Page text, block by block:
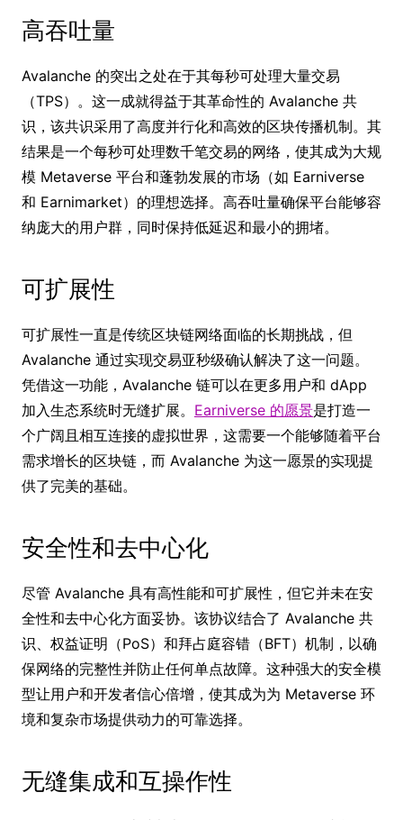
高吞吐量
Avalanche 的突出之处在于其每秒可处理大量交易
（TPS）。这一成就得益于其革命性的 Avalanche 共
识，该共识采用了高度并行化和高效的区块传播机制。其
结果是一个每秒可处理数千笔交易的网络，使其成为大规
模 Metaverse 平台和蓬勃发展的市场（如 Earniverse
和 Earnimarket）的理想选择。高吞吐量确保平台能够容
纳庞大的用户群，同时保持低延迟和最小的拥堵。
可扩展性
可扩展性一直是传统区块链网络面临的长期挑战，但
Avalanche 通过实现交易亚秒级确认解决了这一问题。
凭借这一功能，Avalanche 链可以在更多用户和 dApp
加入生态系统时无缝扩展。 Earniverse 的愿景是打造一
个广阔且相互连接的虚拟世界，这需要一个能够随着平台
需求增长的区块链，而 Avalanche 为这一愿景的实现提
供了完美的基础。
安全性和去中心化
尽管 Avalanche 具有高性能和可扩展性，但它并未在安
全性和去中心化方面妥协。该协议结合了 Avalanche 共
识、权益证明（PoS）和拜占庭容错（BFT）机制，以确
保网络的完整性并防止任何单点故障。这种强大的安全模
型让用户和开发者信心倍增，使其成为为 Metaverse 环
境和复杂市场提供动力的可靠选择。
无缝集成和互操作性